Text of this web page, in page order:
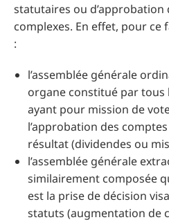
statutaires ou
complexes. En effet, pour
:
l’assemblée générale
organe constitué par tous
ayant pour mission de
l’approbation des
résultat (dividendes ou
l’assemblée générale
similairement composée
est la prise de décision
statuts (augmentation de